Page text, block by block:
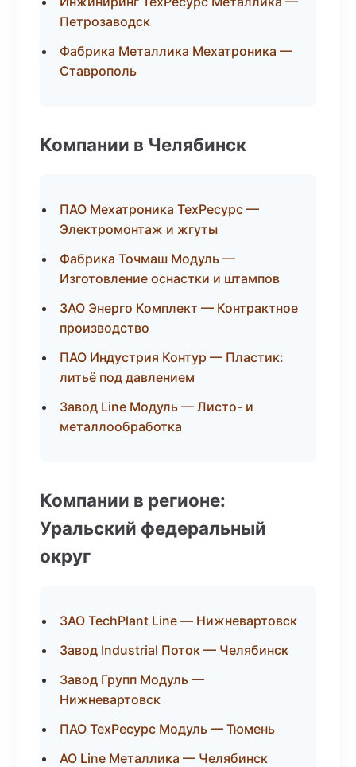
Петрозаводск
Фабрика Металлика Мехатроника —
Ставрополь
Компании в Челябинск
ПАО Мехатроника ТехРесурс —
Электромонтаж и жгуты
Фабрика Точмаш Модуль —
Изготовление оснастки и штампов
ЗАО Энерго Комплект — Контрактное
производство
ПАО Индустрия Контур — Пластик:
литьё под давлением
Завод Line Модуль — Листо- и
металлообработка
Компании в регионе:
Уральский федеральный
округ
ЗАО TechPlant Line — Нижневартовск
Завод Industrial Поток — Челябинск
Завод Групп Модуль —
Нижневартовск
ПАО ТехРесурс Модуль — Тюмень
АО Line Металлика — Челябинск